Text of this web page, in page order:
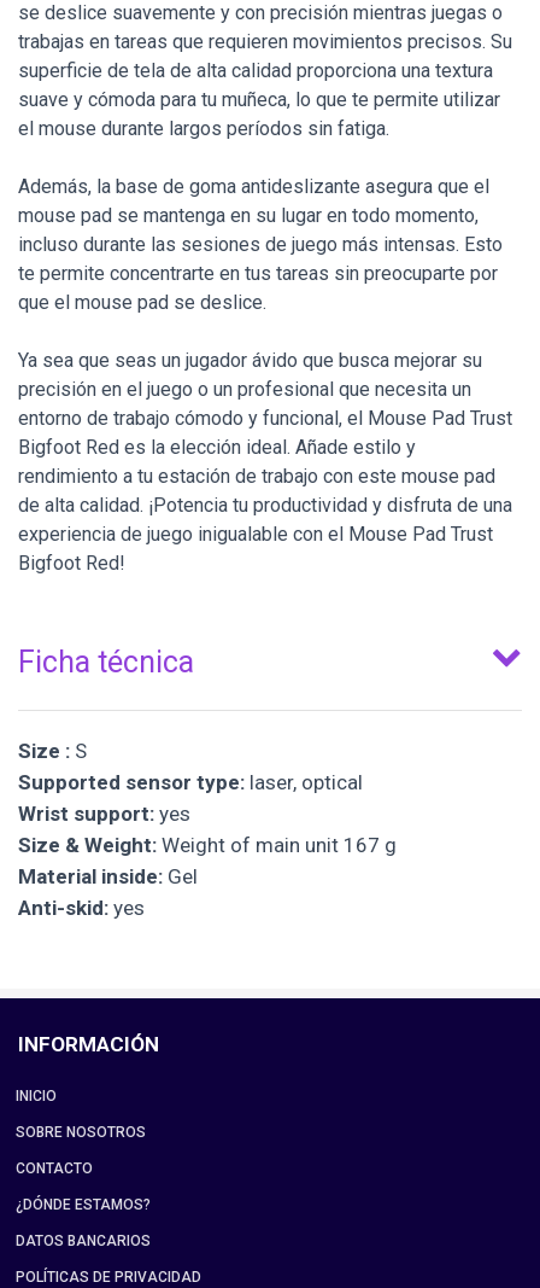
se deslice suavemente y con precisión mientras juegas o
trabajas en tareas que requieren movimientos precisos. Su
superficie de tela de alta calidad proporciona una textura
suave y cómoda para tu muñeca, lo que te permite utilizar
el mouse durante largos períodos sin fatiga.
Además, la base de goma antideslizante asegura que el
mouse pad se mantenga en su lugar en todo momento,
incluso durante las sesiones de juego más intensas. Esto
te permite concentrarte en tus tareas sin preocuparte por
que el mouse pad se deslice.
Ya sea que seas un jugador ávido que busca mejorar su
precisión en el juego o un profesional que necesita un
entorno de trabajo cómodo y funcional, el Mouse Pad Trust
Bigfoot Red es la elección ideal. Añade estilo y
rendimiento a tu estación de trabajo con este mouse pad
de alta calidad. ¡Potencia tu productividad y disfruta de una
experiencia de juego inigualable con el Mouse Pad Trust
Bigfoot Red!
Ficha técnica
Size : S
Supported sensor type: laser, optical
Wrist support: yes
Size & Weight: Weight of main unit 167 g
Material inside: Gel
Anti-skid: yes
INFORMACIÓN
INICIO
SOBRE NOSOTROS
CONTACTO
¿DÓNDE ESTAMOS?
DATOS BANCARIOS
POLÍTICAS DE PRIVACIDAD